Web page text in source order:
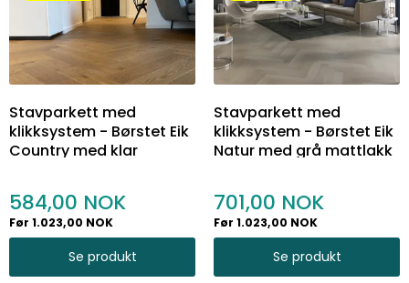
Stavparkett med
klikksystem - Børstet Eik
Country med klar
584,00
Før 1.023,00 NOK
Se produkt
Stavparkett med
klikksystem - Børstet Eik
Natur med grå mattlakk
701,00
Før 1.023,00 NOK
Se produkt